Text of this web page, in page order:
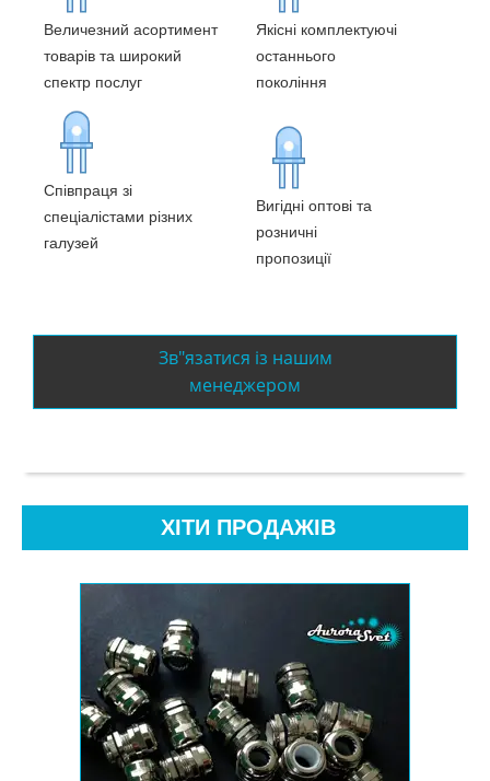
Величезний асортимент
товарів та широкий
спектр послуг
Якісні комплектуючі
останнього
покоління
Співпраця зі
спеціалістами різних
галузей
Вигідні оптові та
розничні
пропозиції
Зв"язатися із нашим
менеджером
ХІТИ ПРОДАЖІВ